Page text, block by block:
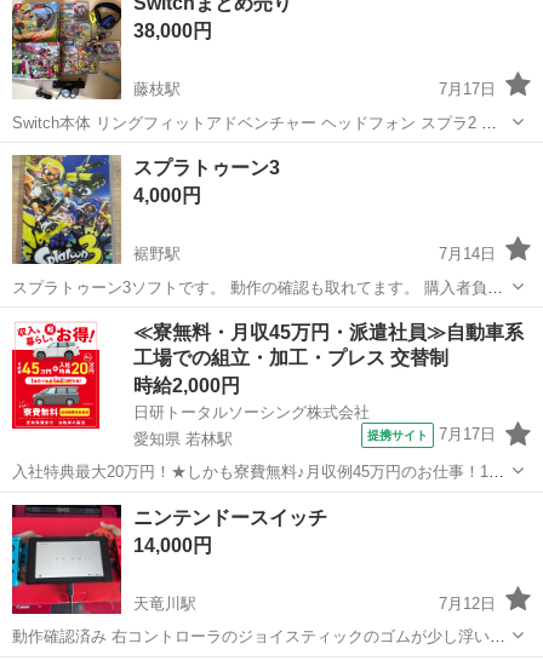
【注意事項（必ずお読みください）】 本商品は「キーカード（ダウン
ロードコード...
38,000円
藤枝駅
7月17日
Switch本体 リングフィットアドベンチャー ヘッドフォン スプラ2 ス
プラ3 MHR クレヨンしんちゃん マリオパーティー マリオテニス 色違
いで図鑑揃えた3DSポケモンムーン Switch用Y字ドライバー
UNITEK...
静岡 藤枝市 藤枝駅
スプラトゥーン3
4,000円
裾野駅
7月14日
スプラトゥーン3ソフトです。 動作の確認も取れてます。 購入者負担
であれば発送も可能です。 値段交渉対応します！
静岡 裾野市 裾野駅 テレビゲーム スプラトゥーン
≪寮無料・月収45万円・派遣社員≫自動車系
工場での組立・加工・プレス 交替制
時給2,000円
日研トータルソーシング株式会社
愛知県 若林駅
提携サイト 7月17日
入社特典最大20万円！★しかも寮費無料♪月収例45万円のお仕事！1年
目で年収560万円も可能！あなたの手で自動車をつくりませんか？ お
仕事について トヨタ車体各工場でのミニバン・SUV新車製造に関わる
諸作業。 【プレス】巨...
愛知 豊田市
ニンテンドースイッチ
14,000円
天竜川駅
7月12日
動作確認済み 右コントローラのジョイスティックのゴムが少し浮いて
います（画像参照） 基本的には平日夕方以降の受け渡しでお願いしま